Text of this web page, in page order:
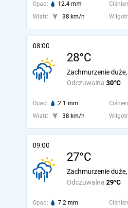
Opad: 12.4 mm
Wiatr:
38 km/h
08:00
28°C
Odczuwalna 30°C
Zachmurzenie
Opad: 2.1 mm
Wiatr:
38 km/h
09:00
27°C
Odczuwalna 29°C
Zachmurzenie
Opad: 7.2 mm